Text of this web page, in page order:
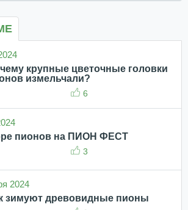
крупные цветочные головки
измельчали?
6
пионов на ПИОН ФЕСТ
3
2024
зимуют древовидные пионы